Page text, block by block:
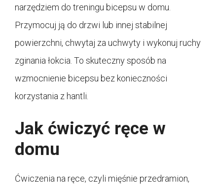
narzędziem do treningu bicepsu w domu.
Przymocuj ją do drzwi lub innej stabilnej
powierzchni, chwytaj za uchwyty i wykonuj ruchy
zginania łokcia. To skuteczny sposób na
wzmocnienie bicepsu bez konieczności
korzystania z hantli.
Jak ćwiczyć ręce w
domu
Ćwiczenia na ręce, czyli mięśnie przedramion,